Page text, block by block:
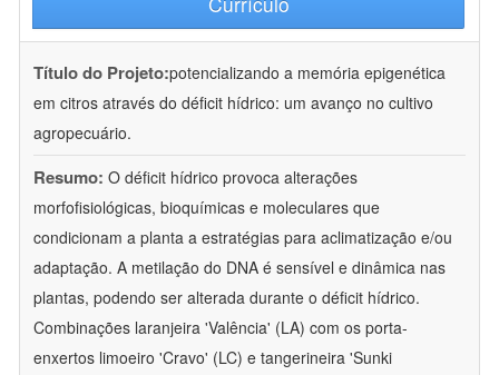
Título do Projeto:potencializando a memória epigenética
em citros através do déficit hídrico: um avanço no cultivo
agropecuário.
Resumo: O déficit hídrico provoca alterações
morfofisiológicas, bioquímicas e moleculares que
condicionam a planta a estratégias para aclimatização e/ou
adaptação. A metilação do DNA é sensível e dinâmica nas
plantas, podendo ser alterada durante o déficit hídrico.
Combinações laranjeira 'Valência' (LA) com os porta-
enxertos limoeiro 'Cravo' (LC) e tangerineira 'Sunki